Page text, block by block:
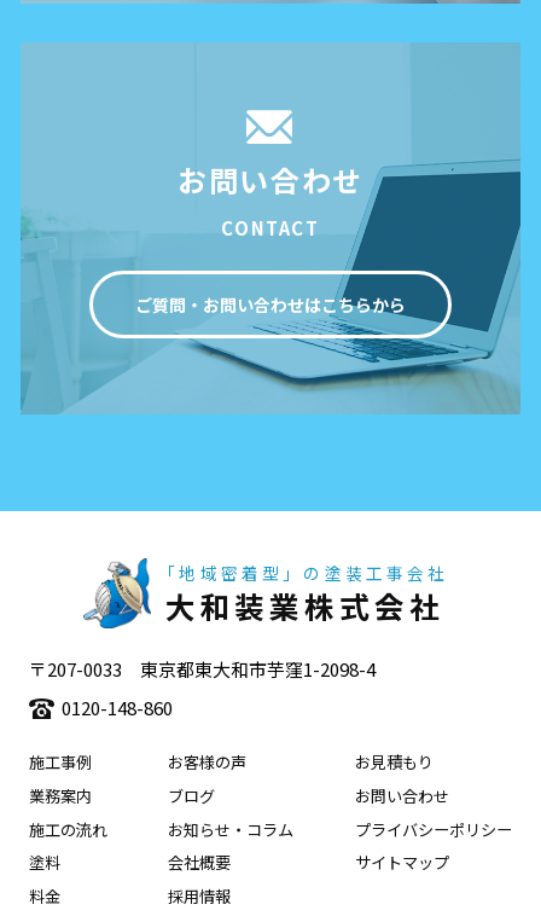
お問い合わせ
CONTACT
ご質問・お問い合わせはこちらから
「地域密着型」の塗装工事会社
大和装業株式会社
〒207-0033 東京都東大和市芋窪1-2098-4
0120-148-860
施工事例
業務案内
施工の流れ
塗料
料金
お客様の声
ブログ
お知らせ・コラム
会社概要
採用情報
お見積もり
お問い合わせ
プライバシーポリシー
サイトマップ